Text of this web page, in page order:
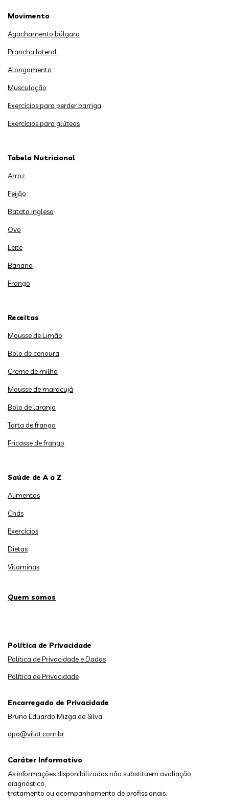
Movimento
Agachamento búlgaro
Prancha lateral
Alongamento
Musculação
Exercícios para perder barriga
Exercícios para glúteos
Tabela Nutricional
Arroz
Feijão
Batata inglesa
Ovo
Leite
Banana
Frango
Receitas
Mousse de Limão
Bolo de cenoura
Creme de milho
Mousse de maracujá
Bolo de laranja
Torta de frango
Fricasse de frango
Saúde de A a Z
Alimentos
Chás
Exercícios
Dietas
Vitaminas
Quem somos
Caráter Informativo
As informações disponibilizadas não substituem avaliação,
diagnóstico,
tratamento ou acompanhamento de profissionais.
Política de Privacidade
Política de Privacidade e Dados
Política de Privacidade
Encarregado de Privacidade
Bruno Eduardo Mizga da Silva
dpo@vitat.com.br